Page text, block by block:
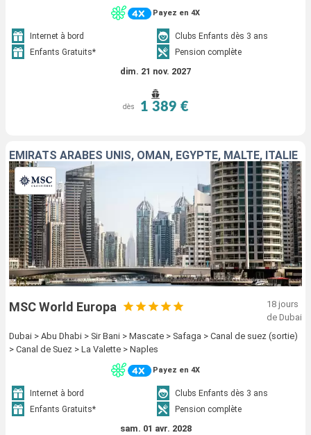
Payez en 4X
Internet à bord
Clubs Enfants dès 3 ans
Enfants Gratuits*
Pension complète
dim. 21 nov. 2027
dès 1 389 €
EMIRATS ARABES UNIS, OMAN, EGYPTE, MALTE, ITALIE
MSC World Europa
18 jours
de Dubai
Dubai > Abu Dhabi > Sir Bani > Mascate > Safaga > Canal de suez (sortie)
> Canal de Suez > La Valette > Naples
Payez en 4X
Internet à bord
Clubs Enfants dès 3 ans
Enfants Gratuits*
Pension complète
sam. 01 avr. 2028